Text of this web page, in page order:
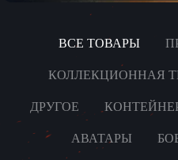
ВСЕ ТОВАРЫ
КОЛЛЕКЦИОННАЯ
ДРУГОЕ
АВАТАРЫ